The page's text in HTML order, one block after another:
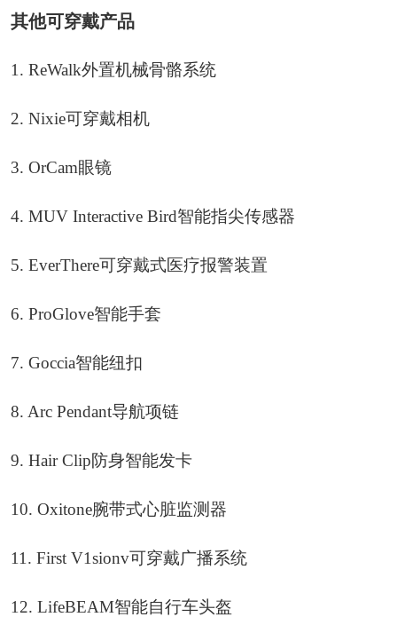
其他可穿戴产品
1. ReWalk外置机械骨骼系统
2. Nixie可穿戴相机
3. OrCam眼镜
4. MUV Interactive Bird智能指尖传感器
5. EverThere可穿戴式医疗报警装置
6. ProGlove智能手套
7. Goccia智能纽扣
8. Arc Pendant导航项链
9. Hair Clip防身智能发卡
10. Oxitone腕带式心脏监测器
11. First V1sionv可穿戴广播系统
12. LifeBEAM智能自行车头盔